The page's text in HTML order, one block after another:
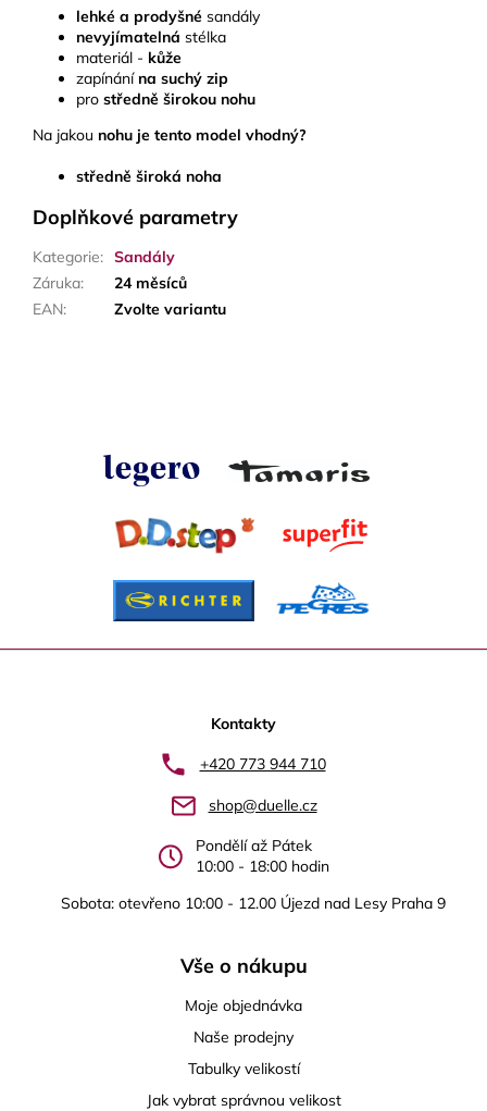
lehké a prodyšné sandály
nevyjímatelná stélka
materiál - kůže
zapínání na suchý zip
pro středně širokou nohu
Na jakou nohu je tento model vhodný?
středně široká noha
Doplňkové parametry
Kategorie: Sandály
Záruka:
24 měsíců
EAN: Zvolte variantu
Kontakty
+420 773 944 710
shop@duelle.cz
Pondělí až Pátek
10:00 - 18:00 hodin
Sobota: otevřeno 10:00 - 12.00 Újezd nad Lesy Praha 9
Vše o nákupu
Moje objednávka
Naše prodejny
Tabulky velikostí
Jak vybrat správnou velikost